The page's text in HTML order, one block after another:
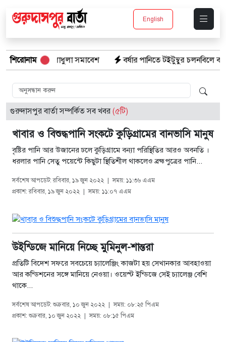
English
শিরোনামখেলাধুলা সমাবেশ বর্ষার পানিতে টইটুম্বুর চলনবিলে বাড়ছে
গুরুদাসপুর বার্তা সম্পর্কিত সব খবর (৫টি)
খাবার ও বিশুদ্ধপানি সংকটে কুড়িগ্রামের বানভাসি মানুষ
বৃষ্টির পানি আর উজানের ঢলে কুড়িগ্রামে বন্যা পরিস্থিতির আরও অবনতি ।
ধরলার পানি সেতু পয়েন্টে কিছুটা স্থিতিশীল থাকলেও ব্রহ্মপুত্রের পানি...
সর্বশেষ আপডেট: রবিবার, ১৯ জুন ২০২২
সময়: ১১:৩৬ এএম
প্রকাশ: রবিবার, ১৯ জুন ২০২২
সময়: ১১:০৭ এএম
উইন্ডিজে মানিয়ে নিচ্ছে মুমিনুল-শান্তরা
প্রতিটি বিদেশ সফরে সবচেয়ে চ্যালেঞ্জিং কাজটা হয় সেখানকার আবহাওয়া
আর কন্ডিশনের সঙ্গে মানিয়ে নেওয়া। ওয়েস্ট ইন্ডিজে সেই চ্যালেঞ্জ বেশি
থাকে...
সর্বশেষ আপডেট: শুক্রবার, ১০ জুন ২০২২
সময়: ০৮:২৫ পিএম
প্রকাশ: শুক্রবার, ১০ জুন ২০২২
সময়: ০৮:১৫ পিএম